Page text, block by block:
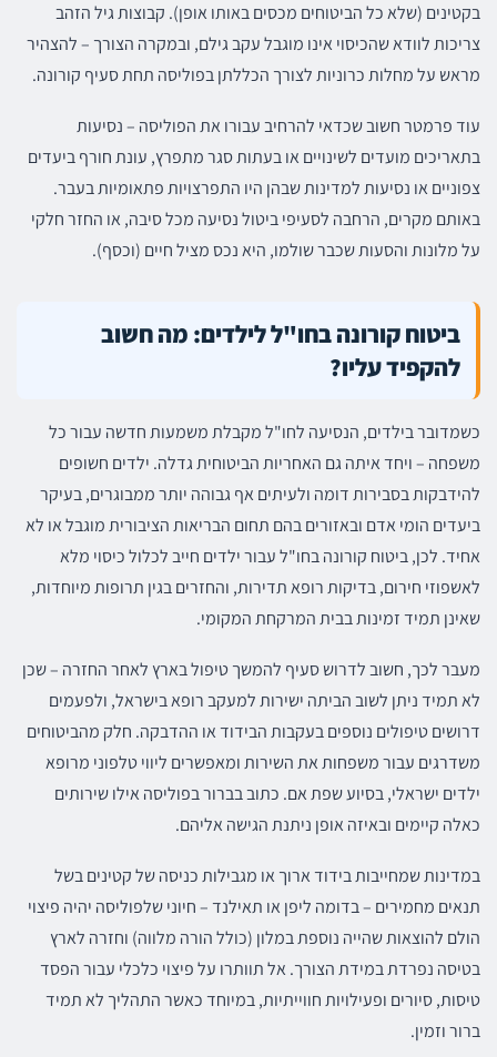
בקטינים (שלא כל הביטוחים מכסים באותו אופן). קבוצות גיל הזהב
צריכות לוודא שהכיסוי אינו מוגבל עקב גילם, ובמקרה הצורך – להצהיר
מראש על מחלות כרוניות לצורך הכללתן בפוליסה תחת סעיף קורונה.
עוד פרמטר חשוב שכדאי להרחיב עבורו את הפוליסה – נסיעות
בתאריכים מועדים לשינויים או בעתות סגר מתפרץ, עונת חורף ביעדים
צפוניים או נסיעות למדינות שבהן היו התפרצויות פתאומיות בעבר.
באותם מקרים, הרחבה לסעיפי ביטול נסיעה מכל סיבה, או החזר חלקי
על מלונות והסעות שכבר שולמו, היא נכס מציל חיים (וכסף).
ביטוח קורונה בחו"ל לילדים: מה חשוב
להקפיד עליו?
כשמדובר בילדים, הנסיעה לחו"ל מקבלת משמעות חדשה עבור כל
משפחה – ויחד איתה גם האחריות הביטוחית גדלה. ילדים חשופים
להידבקות בסבירות דומה ולעיתים אף גבוהה יותר ממבוגרים, בעיקר
ביעדים הומי אדם ובאזורים בהם תחום הבריאות הציבורית מוגבל או לא
אחיד. לכן, ביטוח קורונה בחו"ל עבור ילדים חייב לכלול כיסוי מלא
לאשפוזי חירום, בדיקות רופא תדירות, והחזרים בגין תרופות מיוחדות,
שאינן תמיד זמינות בבית המרקחת המקומי.
מעבר לכך, חשוב לדרוש סעיף להמשך טיפול בארץ לאחר החזרה – שכן
לא תמיד ניתן לשוב הביתה ישירות למעקב רופא בישראל, ולפעמים
דרושים טיפולים נוספים בעקבות הבידוד או ההדבקה. חלק מהביטוחים
משדרגים עבור משפחות את השירות ומאפשרים ליווי טלפוני מרופא
ילדים ישראלי, בסיוע שפת אם. כתוב בברור בפוליסה אילו שירותים
כאלה קיימים ובאיזה אופן ניתנת הגישה אליהם.
במדינות שמחייבות בידוד ארוך או מגבילות כניסה של קטינים בשל
תנאים מחמירים – בדומה ליפן או תאילנד – חיוני שלפוליסה יהיה פיצוי
הולם להוצאות שהייה נוספת במלון (כולל הורה מלווה) וחזרה לארץ
בטיסה נפרדת במידת הצורך. אל תוותרו על פיצוי כלכלי עבור הפסד
טיסות, סיורים ופעילויות חווייתיות, במיוחד כאשר התהליך לא תמיד
ברור וזמין.